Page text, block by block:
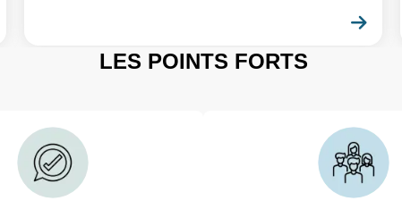
LES POINTS FORTS